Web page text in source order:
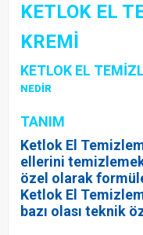
KETLOK EL
KREMİ
KETLOK EL
NEDİR
TANIM
Ketlok El
ellerini temizlemek
özel olarak
Ketlok El
bazı olası teknik